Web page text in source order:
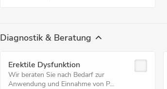
Diagnostik & Beratung
Erektile Dysfunktion
Wir beraten Sie nach Bedarf zur
Anwendung und Einnahme von P...